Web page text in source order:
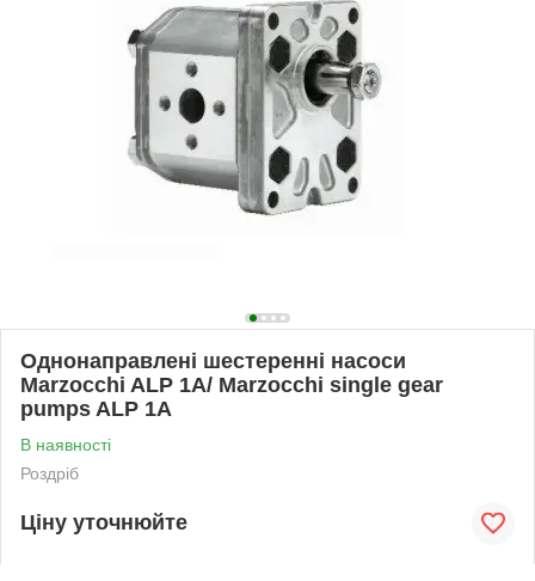
Однонаправлені шестеренні насоси
Marzocchi ALP 1A/ Marzocchi single gear
pumps ALP 1A
В наявності
Роздріб
Ціну уточнюйте